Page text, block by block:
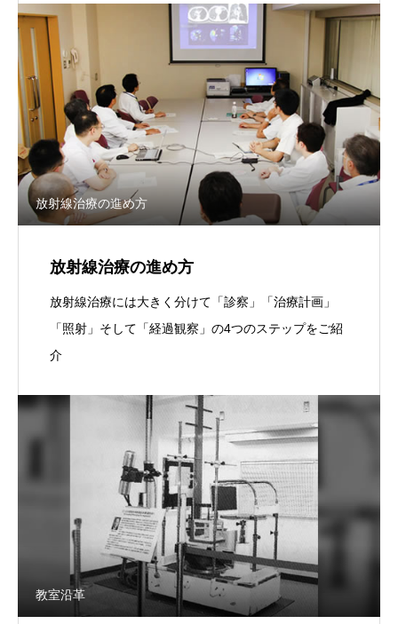
放射線治療の進め方
放射線治療の進め方
放射線治療には大きく分けて「診察」「治療計画」
「照射」そして「経過観察」の4つのステップをご紹
介
教室沿革